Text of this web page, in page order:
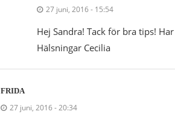
27 juni, 2016 - 15:54
Hej Sandra! Tack för bra tips!
Hälsningar Cecilia
FRIDA
27 juni, 2016 - 20:34